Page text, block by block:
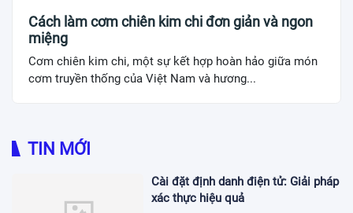
Cách làm cơm chiên kim chi đơn giản và ngon
miệng
Cơm chiên kim chi, một sự kết hợp hoàn hảo giữa món
cơm truyền thống của Việt Nam và hương...
TIN MỚI
Cài đặt định danh điện tử: Giải pháp
xác thực hiệu quả